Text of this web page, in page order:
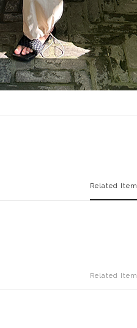
Related Item
Related Item